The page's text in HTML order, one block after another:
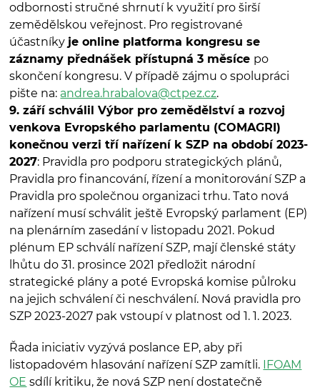
odbornosti stručné shrnutí k využití pro širší
zemědělskou veřejnost. Pro registrované
účastníky je online platforma kongresu se
záznamy přednášek přístupná 3 měsíce po
skončení kongresu. V případě zájmu o spolupráci
pište na: andrea.hrabalova@ctpez.cz.
9. září schválil Výbor pro zemědělství a rozvoj
venkova Evropského parlamentu (COMAGRI)
konečnou verzi tří nařízení k SZP na období 2023-
2027: Pravidla pro podporu strategických plánů,
Pravidla pro financování, řízení a monitorování SZP a
Pravidla pro společnou organizaci trhu. Tato nová
nařízení musí schválit ještě Evropský parlament (EP)
na plenárním zasedání v listopadu 2021. Pokud
plénum EP schválí nařízení SZP, mají členské státy
lhůtu do 31. prosince 2021 předložit národní
strategické plány a poté Evropská komise půlroku
na jejich schválení či neschválení. Nová pravidla pro
SZP 2023-2027 pak vstoupí v platnost od 1. 1. 2023.
Řada iniciativ vyzývá poslance EP, aby při
listopadovém hlasování nařízení SZP zamítli. IFOAM
OE sdílí kritiku, že nová SZP není dostatečně